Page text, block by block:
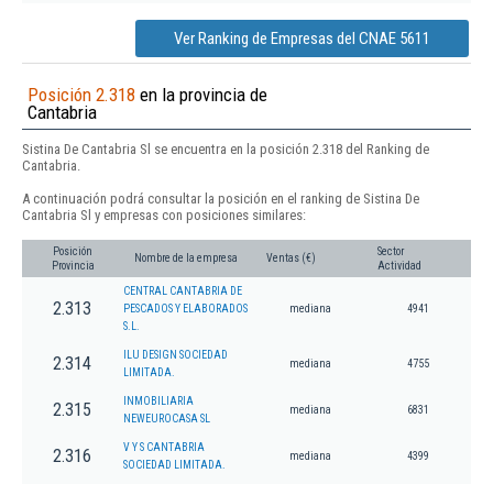
Ver Ranking de Empresas del CNAE 5611
Posición 2.318 en la provincia de
Cantabria
Sistina De Cantabria Sl se encuentra en la posición 2.318 del Ranking de
Cantabria.
A continuación podrá consultar la posición en el ranking de Sistina De
Cantabria Sl y empresas con posiciones similares:
Posición
Provincia
Nombre de la empresa Ventas (€)
Sector
Actividad
2.313
CENTRAL CANTABRIA DE
PESCADOS Y ELABORADOS
S.L.
mediana 4941
2.314
ILU DESIGN SOCIEDAD
LIMITADA.
mediana 4755
2.315
INMOBILIARIA
NEWEUROCASA SL
mediana 6831
2.316
V Y S CANTABRIA
SOCIEDAD LIMITADA.
mediana 4399